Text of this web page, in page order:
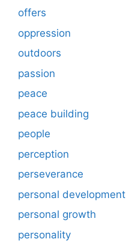
offers
oppression
outdoors
passion
peace
peace building
people
perception
perseverance
personal development
personal growth
personality